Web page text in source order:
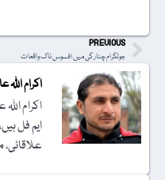
PREVIOUS
جولگرام چنارگی میں افسوس ناک واقعات
اکرام اللہ
ایم فل
علاقائی،